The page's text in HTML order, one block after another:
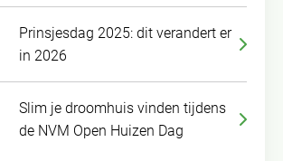
Prinsjesdag 2025: dit verandert er
in 2026
Slim je droomhuis vinden tijdens
de NVM Open Huizen Dag